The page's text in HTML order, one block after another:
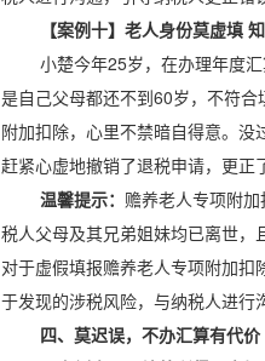
【案例十】老人身份莫虚填
小楚今年25岁，在办理年度
是自己父母都还不到60岁，不符
附加扣除，心里不禁暗自得意。
赶紧心虚地撤销了退税申请，更正
温馨提示： 赡养老人专项附
税人父母及其兄弟姐妹均已离世
对于虚假填报赡养老人专项附加
于发现的涉税风险，与纳税人进
四、莫迟误，不办汇算有代价